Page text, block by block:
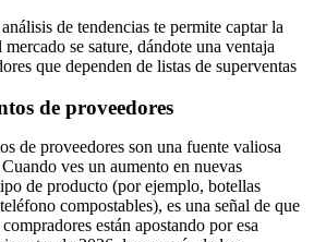
de tendencias te permite captar la
se sature, dándote una ventaja
que dependen de listas de superventas
de proveedores
de proveedores son una fuente valiosa
ves un aumento en nuevas
de producto (por ejemplo, botellas
compostables), es una señal de que
están apostando por esa